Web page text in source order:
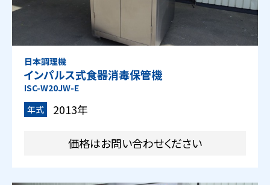
日本調理機
インパルス式食器消毒保管機
ISC-W20JW-E
年式
2013年
価格はお問い合わせください